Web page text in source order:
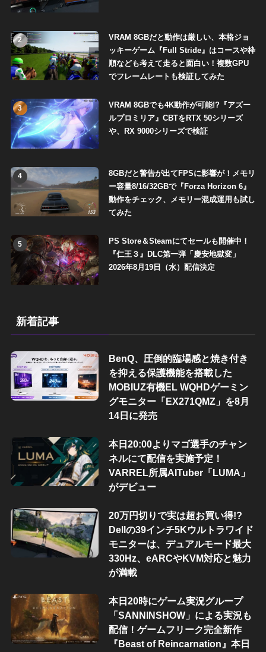
2
VRAM 8GBだと動作は厳しい、本格ジョ
ッキーゲーム『Full Stride』はコースや枠
順なども考えて走ると面白い！複数GPU
でフレームレートも検証してみた
3
VRAM 8GBでも4K動作が可能!?『アズー
ルプロミリア』CBTをRTX 50シリーズ
や、RX 9000シリーズで検証
4
8GBだと警告が出てFPSに影響が！メモリ
ー容量8/16/32GBで『Forza Horizon 6』
動作をチェック、メモリー混成運用も試し
てみた
5
PS Store＆Steamにてセールも開催中！
『仁王３』DLC第一弾「慶安地獄変」
2026年8月19日（水）配信決定
新着記事
BenQ、圧倒的臨場感と焼き付き
を抑える保護機能を搭載した
MOBIUZ有機EL WQHDゲーミン
グモニター「EX271QMZ」を8月
14日に発売
本日20:00よりマゴ選手のチャン
ネルにて配信を実施予定！
VARREL所属AITuber「LUMA」
がデビュー
20万円切りで実は超お買い得!?
Dellの39インチ5Kウルトラワイド
モニターは、デュアルモード最大
330Hz、eARCやKVM対応と魅力
が満載
本日20時にゲーム実況グループ
「SANNINSHOW」による実況も
配信！ゲームフリーク完全新作
『Beast of Reincarnation』本日